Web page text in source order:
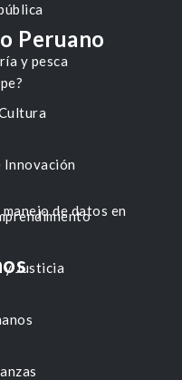
y pesca
Innovación
y Justicia
Peruano
de datos en